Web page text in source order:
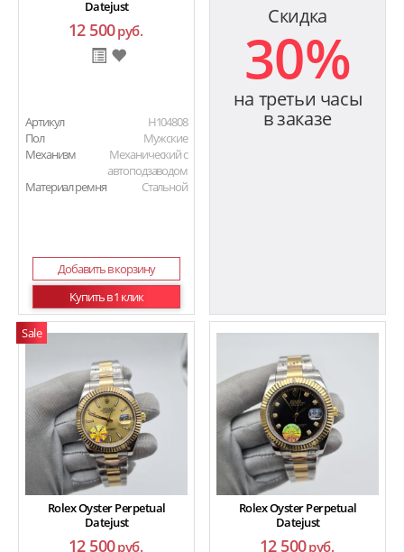
Datejust
12 500руб.
Артикул
H104808
Пол
Мужские
Механизм
Механический с
автоподзаводом
Материал ремня
Стальной
Добавить в корзину
Купить в 1 клик
Скидка
30%
на третьи часы
в заказе
Sale
Rolex Oyster Perpetual
Datejust
12 500руб.
Rolex Oyster Perpetual
Datejust
12 500руб.